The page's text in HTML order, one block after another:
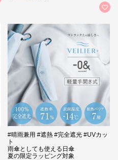
#晴雨兼用 #遮熱 #完全遮光 #UVカッ
ト
雨傘としても使える日傘
夏の限定ラッピング対象